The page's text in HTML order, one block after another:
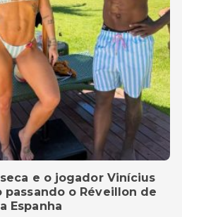
e o jogador Vinícius
passando o Réveillon de
Espanha